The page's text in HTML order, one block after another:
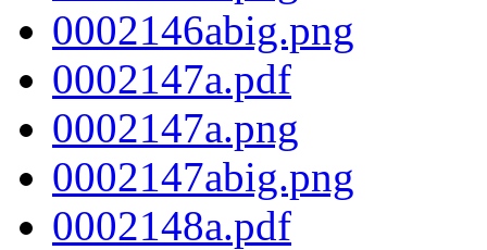
0002146abig.png
0002147a.pdf
0002147a.png
0002147abig.png
0002148a.pdf